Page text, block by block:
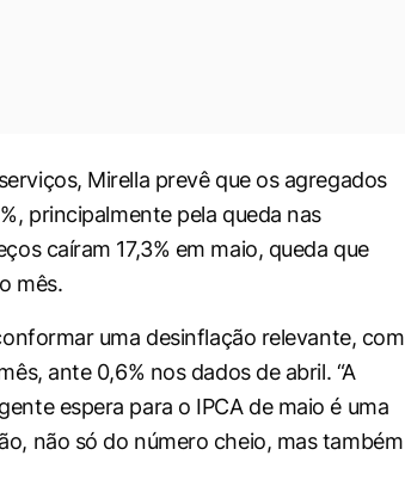
Mirella prevê que os agregados
principalmente pela queda nas
caíram 17,3% em maio, queda que
mês.
uma desinflação relevante, com
ante 0,6% nos dados de abril. “A
espera para o IPCA de maio é uma
não só do número cheio, mas também